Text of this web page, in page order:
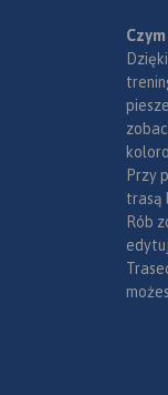
Przy
trasą
Rób